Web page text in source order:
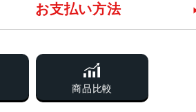
お支払い方法
商品比較